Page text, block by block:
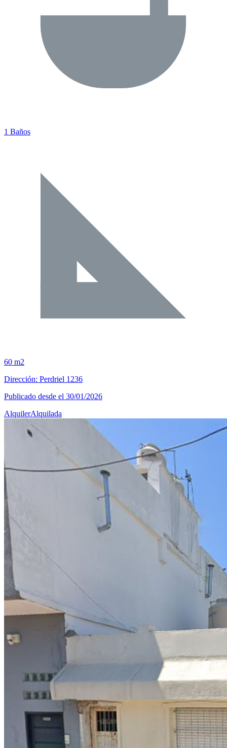
1 Baños
60 m2
Dirección: Perdriel 1236
Publicado desde el 30/01/2026
AlquilerAlquilada